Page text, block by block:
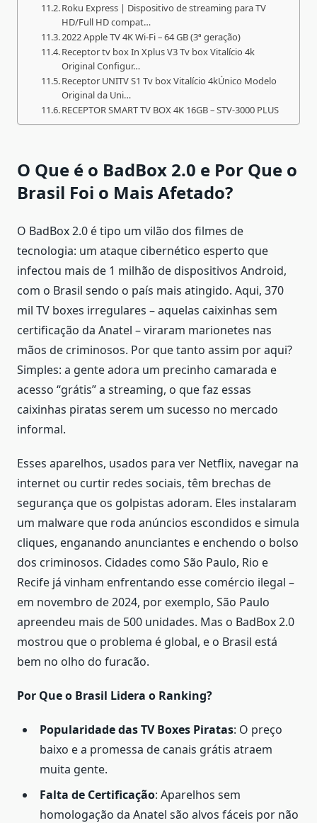
Roku Express | Dispositivo de streaming para TV
HD/Full HD compat…
2022 Apple TV 4K Wi‑Fi – 64 GB (3ª geração)
Receptor tv box In Xplus V3 Tv box Vitalício 4k
Original Configur…
Receptor UNITV S1 Tv box Vitalício 4kÚnico Modelo
Original da Uni…
RECEPTOR SMART TV BOX 4K 16GB – STV-3000 PLUS
O Que é o BadBox 2.0 e Por Que o
Brasil Foi o Mais Afetado?
O BadBox 2.0 é tipo um vilão dos filmes de
tecnologia: um ataque cibernético esperto que
infectou mais de 1 milhão de dispositivos Android,
com o Brasil sendo o país mais atingido. Aqui, 370
mil TV boxes irregulares – aquelas caixinhas sem
certificação da Anatel – viraram marionetes nas
mãos de criminosos. Por que tanto assim por aqui?
Simples: a gente adora um precinho camarada e
acesso “grátis” a streaming, o que faz essas
caixinhas piratas serem um sucesso no mercado
informal.
Esses aparelhos, usados para ver Netflix, navegar na
internet ou curtir redes sociais, têm brechas de
segurança que os golpistas adoram. Eles instalaram
um malware que roda anúncios escondidos e simula
cliques, enganando anunciantes e enchendo o bolso
dos criminosos. Cidades como São Paulo, Rio e
Recife já vinham enfrentando esse comércio ilegal –
em novembro de 2024, por exemplo, São Paulo
apreendeu mais de 500 unidades. Mas o BadBox 2.0
mostrou que o problema é global, e o Brasil está
bem no olho do furacão.
Por Que o Brasil Lidera o Ranking?
Popularidade das TV Boxes Piratas: O preço
baixo e a promessa de canais grátis atraem
muita gente.
Falta de Certificação: Aparelhos sem
homologação da Anatel são alvos fáceis por não